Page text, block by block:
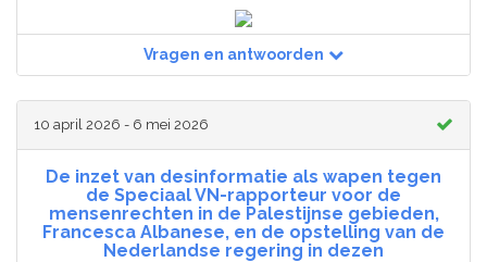
Vragen en antwoorden
10 april 2026 - 6 mei 2026
De inzet van desinformatie als wapen tegen
de Speciaal VN-rapporteur voor de
mensenrechten in de Palestijnse gebieden,
Francesca Albanese, en de opstelling van de
Nederlandse regering in dezen